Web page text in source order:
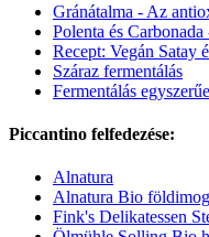
Gránátalma - Az
Polenta és
Recept: Vegán Satay
Száraz fermentálás
Fermentálás
Piccantino felfedezése:
Alnatura
Alnatura Bio
Fink's Delikatessen